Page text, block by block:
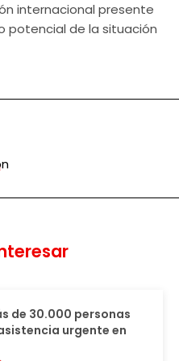
internacional presente
potencial de la situación
de 30.000 personas
urgente en